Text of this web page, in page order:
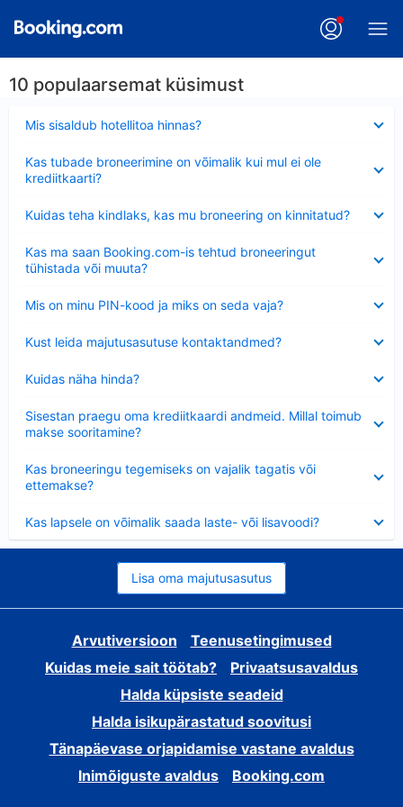
10 populaarsemat küsimust
Mis sisaldub hotellitoa hinnas?
Kas tubade broneerimine on võimalik kui mul ei ole
krediitkaarti?
Kuidas teha kindlaks, kas mu broneering on kinnitatud?
Kas ma saan Booking.com-is tehtud broneeringut
tühistada või muuta?
Mis on minu PIN-kood ja miks on seda vaja?
Kust leida majutusasutuse kontaktandmed?
Kuidas näha hinda?
Sisestan praegu oma krediitkaardi andmeid. Millal toimub
makse sooritamine?
Kas broneeringu tegemiseks on vajalik tagatis või
ettemakse?
Kas lapsele on võimalik saada laste- või lisavoodi?
Lisa oma majutusasutus
Arvutiversioon
Teenusetingimused
Kuidas meie sait töötab?
Privaatsusavaldus
Halda küpsiste seadeid
Halda isikupärastatud soovitusi
Tänapäevase orjapidamise vastane avaldus
Inimõiguste avaldus
Booking.com